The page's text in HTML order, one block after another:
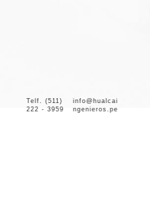
Telf. (511)
222 - 3959
info@hualcai
ngenieros.pe